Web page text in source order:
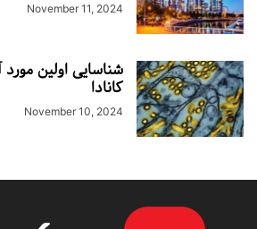
November 11, 2024
شناسایی اولین مورد
کانادا
November 10, 2024